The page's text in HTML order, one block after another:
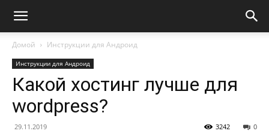
Домой Инструкции для Андроид
Инструкции для Андроид
Какой хостинг лучше для
wordpress?
29.11.2019 0
3242